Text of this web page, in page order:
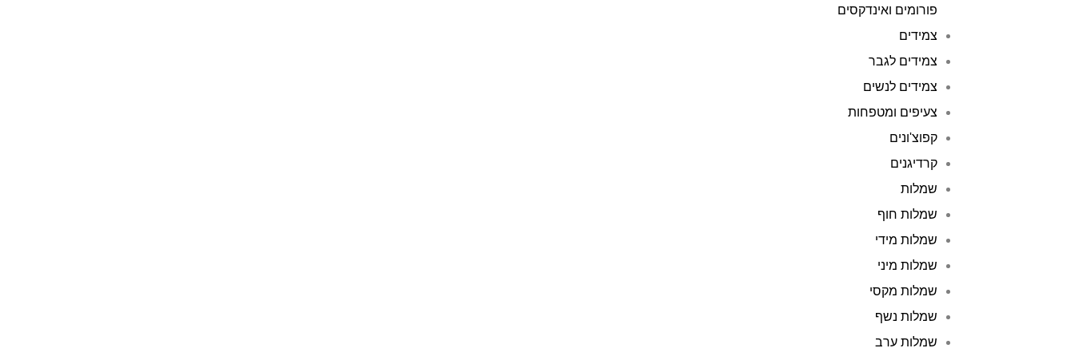
פורומים ואינדקסים
צמידים
צמידים לגבר
צמידים לנשים
צעיפים ומטפחות
קפוצ'ונים
קרדיגנים
שמלות
שמלות חוף
שמלות מידי
שמלות מיני
שמלות מקסי
שמלות נשף
שמלות ערב